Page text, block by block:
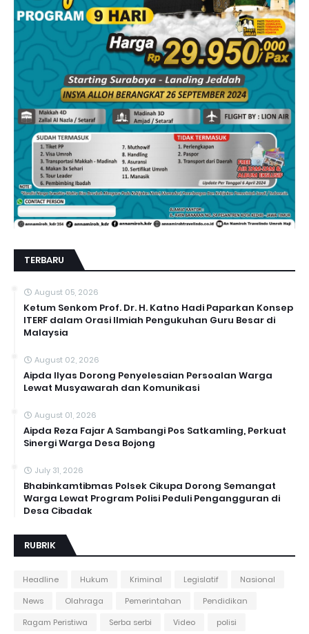
TERBARU
August 05, 2026
Ketum Senkom Prof. Dr. H. Katno Hadi Paparkan Konsep
ITERF dalam Orasi Ilmiah Pengukuhan Guru Besar di
Malaysia
August 02, 2026
Aipda Ilyas Dorong Penyelesaian Persoalan Warga
Lewat Musyawarah dan Komunikasi
August 01, 2026
Aipda Reza Fajar A Sambangi Pos Satkamling, Perkuat
Sinergi Warga Desa Bojong
July 31, 2026
Bhabinkamtibmas Polsek Cikupa Dorong Semangat
Warga Lewat Program Polisi Peduli Pengangguran di
Desa Cibadak
RUBRIK
Headline Hukum Kriminal Legislatif
Nasional
News
Olahraga Pemerintahan
Pendidikan
Ragam Peristiwa
Serba serbi Video polisi